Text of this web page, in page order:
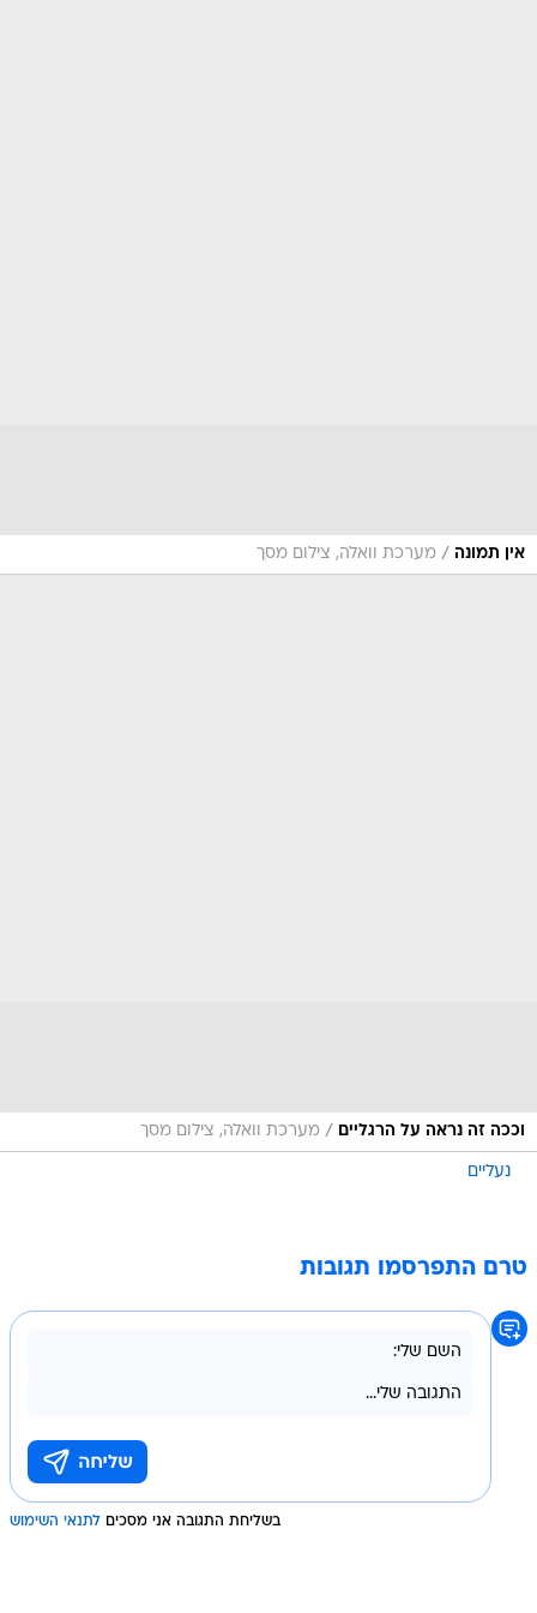
אין תמונה / מערכת וואלה, צילום מסך
וככה זה נראה על הרגליים / מערכת וואלה, צילום מסך
נעליים
טרם התפרסמו תגובות
בשליחת התגובה אני מסכים לתנאי השימוש